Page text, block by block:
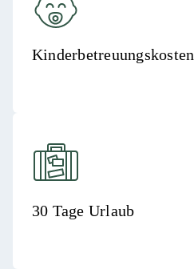
Kinderbetreuungskosten
30 Tage Urlaub